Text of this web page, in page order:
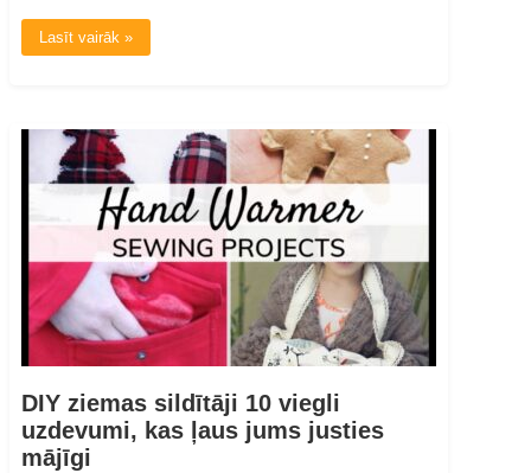
Lasīt vairāk »
DIY ziemas sildītāji 10 viegli
uzdevumi, kas ļaus jums justies
mājīgi